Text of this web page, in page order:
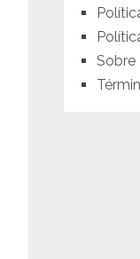
Sobre